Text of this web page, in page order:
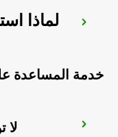
لماذا
خدمة المساعدة على
لا